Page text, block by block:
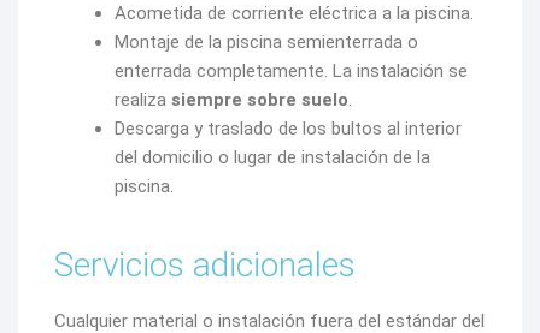
Acometida de corriente eléctrica a la piscina.
Montaje de la piscina semienterrada o
enterrada completamente. La instalación se
realiza siempre sobre suelo.
Descarga y traslado de los bultos al interior
del domicilio o lugar de instalación de la
piscina.
Servicios adicionales
Cualquier material o instalación fuera del estándar del